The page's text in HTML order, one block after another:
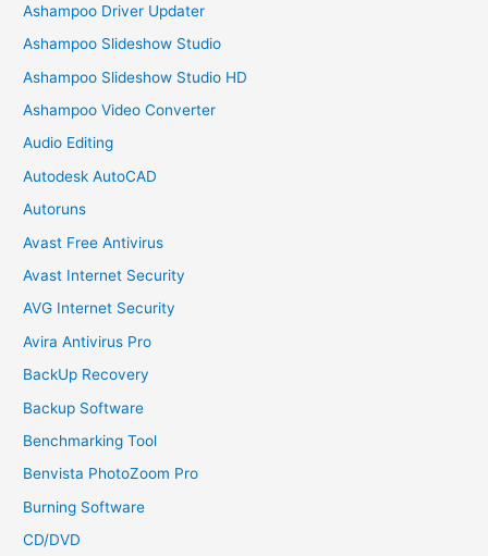
Ashampoo Driver Updater
Ashampoo Slideshow Studio
Ashampoo Slideshow Studio HD
Ashampoo Video Converter
Audio Editing
Autodesk AutoCAD
Autoruns
Avast Free Antivirus
Avast Internet Security
AVG Internet Security
Avira Antivirus Pro
BackUp Recovery
Backup Software
Benchmarking Tool
Benvista PhotoZoom Pro
Burning Software
CD/DVD